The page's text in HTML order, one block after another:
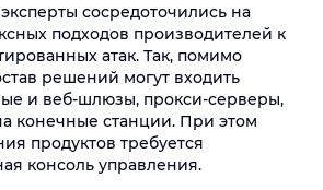
сосредоточились на
подходов производителей к
атак. Так, помимо
решений могут входить
и веб-шлюзы, прокси-серверы,
конечные станции. При этом
продуктов требуется
консоль управления.